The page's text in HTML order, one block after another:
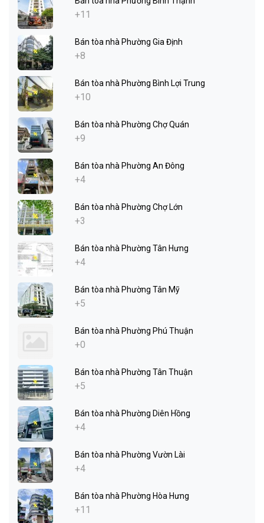
+11
Bán tòa nhà Phường Gia Định
+8
Bán tòa nhà Phường Bình Lợi Trung
+10
Bán tòa nhà Phường Chợ Quán
+9
Bán tòa nhà Phường An Đông
+4
Bán tòa nhà Phường Chợ Lớn
+3
Bán tòa nhà Phường Tân Hưng
+4
Bán tòa nhà Phường Tân Mỹ
+5
Bán tòa nhà Phường Phú Thuận
+0
Bán tòa nhà Phường Tân Thuận
+5
Bán tòa nhà Phường Diên Hồng
+4
Bán tòa nhà Phường Vườn Lài
+4
Bán tòa nhà Phường Hòa Hưng
+11